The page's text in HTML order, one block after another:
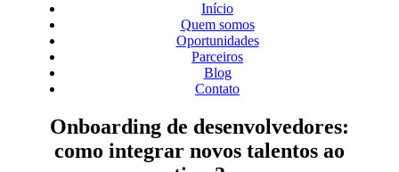
Início
Quem somos
Oportunidades
Parceiros
Blog
Contato
Onboarding de desenvolvedores:
como integrar novos talentos ao